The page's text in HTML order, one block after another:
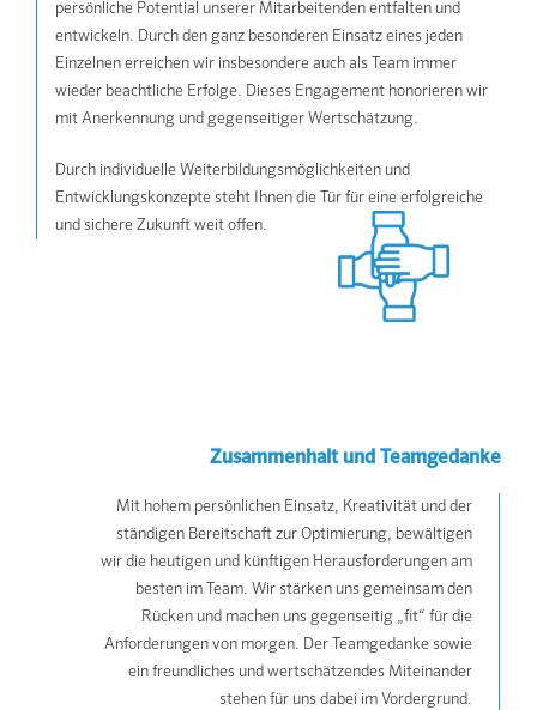
persönliche Potential unserer Mitarbeitenden entfalten und
entwickeln. Durch den ganz besonderen Einsatz eines jeden
Einzelnen erreichen wir insbesondere auch als Team immer
wieder beachtliche Erfolge. Dieses Engagement honorieren wir
mit Anerkennung und gegenseitiger Wertschätzung.
Durch individuelle Weiterbildungsmöglichkeiten und
Entwicklungskonzepte steht Ihnen die Tür für eine erfolgreiche
und sichere Zukunft weit offen.
Zusammenhalt und Teamgedanke
Mit hohem persönlichen Einsatz, Kreativität und der
ständigen Bereitschaft zur Optimierung, bewältigen
wir die heutigen und künftigen Herausforderungen am
besten im Team. Wir stärken uns gemeinsam den
Rücken und machen uns gegenseitig „fit“ für die
Anforderungen von morgen. Der Teamgedanke sowie
ein freundliches und wertschätzendes Miteinander
stehen für uns dabei im Vordergrund.